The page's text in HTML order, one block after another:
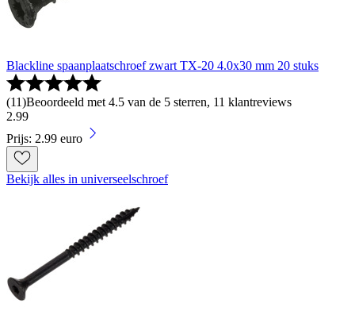
Blackline spaanplaatschroef zwart TX-20 4.0x30 mm 20 stuks
(11)Beoordeeld met 4.5 van de 5 sterren, 11 klantreviews
2.99
Prijs: 2.99 euro
Bekijk alles in universeelschroef